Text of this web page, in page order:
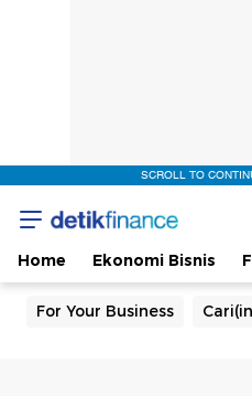
SCROLL TO
Home Ekonomi Bisnis
For Your Business